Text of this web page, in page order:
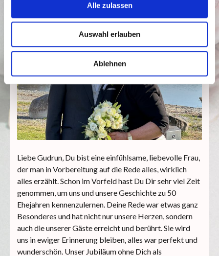
Alle zulassen
Auswahl erlauben
Ablehnen
Liebe Gudrun, Du bist eine einfühlsame, liebevolle Frau,
der man in Vorbereitung auf die Rede alles, wirklich
alles erzählt. Schon im Vorfeld hast Du Dir sehr viel Zeit
genommen, um uns und unsere Geschichte zu 50
Ehejahren kennenzulernen. Deine Rede war etwas ganz
Besonderes und hat nicht nur unsere Herzen, sondern
auch die unserer Gäste erreicht und berührt. Sie wird
uns in ewiger Erinnerung bleiben, alles war perfekt und
wunderschön. Unser Jubiläum ohne Dich als